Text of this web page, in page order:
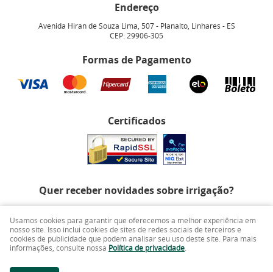
Endereço
Avenida Hiran de Souza Lima, 507- Planalto, Linhares - ES
CEP: 29906-305
Formas de Pagamento
Certificados
Quer receber novidades sobre irrigação?
CADASTRAR
Usamos cookies para garantir que oferecemos a melhor experiência em
nosso site. Isso inclui cookies de sites de redes sociais de terceiros e
cookies de publicidade que podem analisar seu uso deste site. Para mais
informações, consulte nossa Política de privacidade